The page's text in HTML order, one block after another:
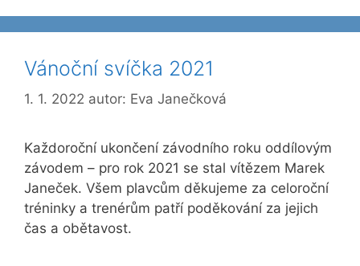
Vánoční svíčka 2021
1. 1. 2022 autor: Eva Janečková
Každoroční ukončení závodního roku oddílovým
závodem – pro rok 2021 se stal vítězem Marek
Janeček. Všem plavcům děkujeme za celoroční
tréninky a trenérům patří poděkování za jejich
čas a obětavost.